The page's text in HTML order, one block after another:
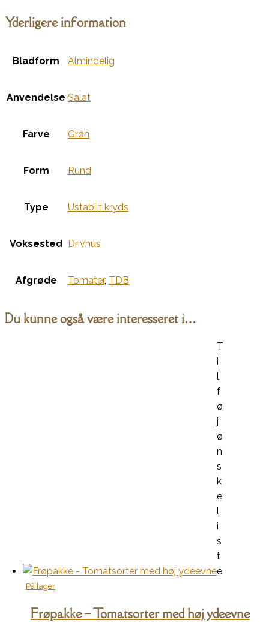
Yderligere information
Bladform Almindelig
Anvendelse Salat
Farve Grøn
Form Rund
Type Ustabilt kryds
Voksested Drivhus
Afgrøde Tomater, TDB
Du kunne også være interesseret i…
T
i
l
f
ø
j
ø
n
s
k
e
l
i
s
t
e
På lager
Frøpakke – Tomatsorter med høj ydeevne